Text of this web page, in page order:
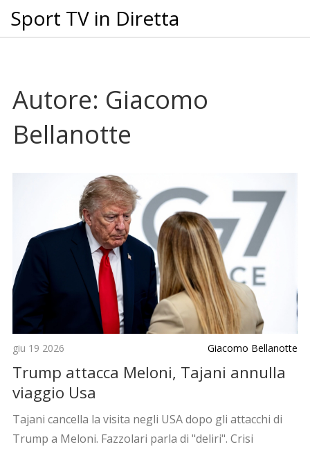
Sport TV in Diretta
Autore: Giacomo
Bellanotte
giu 19 2026 Giacomo Bellanotte
Trump attacca Meloni, Tajani annulla
viaggio Usa
Tajani cancella la visita negli USA dopo gli attacchi di
Trump a Meloni. Fazzolari parla di "deliri". Crisi